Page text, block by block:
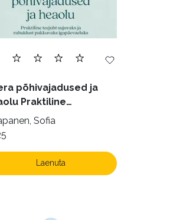
(65)
Haridus (20)
Ilukirjandus (4254)
Krimi ja põnevik (1284)
Kultuur ja teadus (45)
Kunst ja looming (86)
ja noortekirjandus (580)
põhivajadused ja
Praktiline
sujuvaks ja
pakkuvaks
Sofia
Laenuta